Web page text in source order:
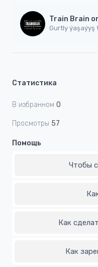
Train Brain
Gurtly ýaşaýyş
Статистика
В избранном 0
Просмотры 57
Помощь
Чтобы
Как
Как